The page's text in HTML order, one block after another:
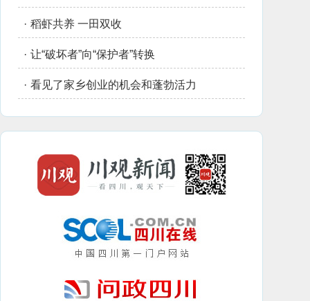
· 稻虾共养 一田双收
· 让“破坏者”向“保护者”转换
· 看见了家乡创业的机会和蓬勃活力